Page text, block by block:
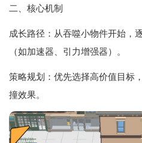
二、核心机制
成长路径‌：从吞噬小物件开始，
（如加速器、引力增强器）。
策略规划‌：优先选择高价值目标
撞效果。